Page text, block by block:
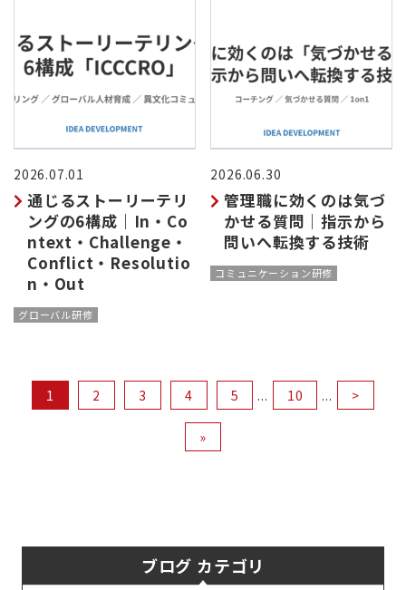
2026.07.01
通じるストーリーテリ
ングの6構成｜In・Co
ntext・Challenge・
Conflict・Resolutio
n・Out
グローバル研修
2026.06.30
管理職に効くのは気づ
かせる質問｜指示から
問いへ転換する技術
コミュニケーション研修
1 2 3 4 5 ... 10 ... >
»
ブログ カテゴリ